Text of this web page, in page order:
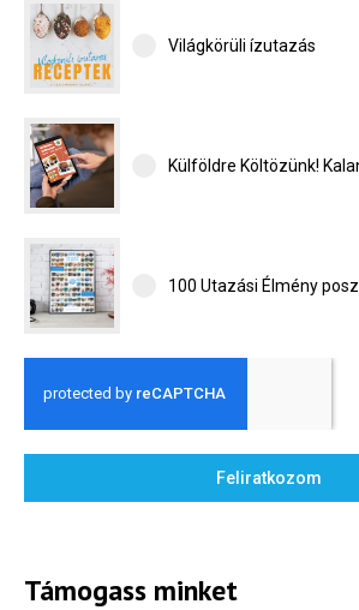
Világkörüli ízutazás
Külföldre Költözünk!
100 Utazási Élmény
Feliratkozom
Támogass minket